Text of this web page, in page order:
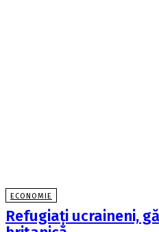
ECONOMIE
Refugiați ucraineni,